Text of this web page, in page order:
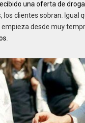
una oferta de
los clientes sobran. Igual
desde muy